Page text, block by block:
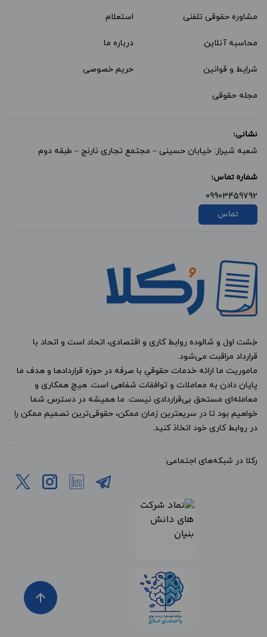
مشاوره حقوقی تلفنی استعلام
محاسبه آنلاین درباره ما
شرایط و قوانین حریم خصوصی
مجله حقوقی
نشانی:
شعبه شیراز: خیابان حسینی – مجتمع تجاری نارنج – طبقه دوم
شماره تماس:
09903459792
تماس
خِشت اول و شالوده روابط کاری و اقتصادی، اتحاد است و اتحاد با
قرارداد مراقبت می‌شود.
ماموریت ما ارائه خدمات حقوقیِ با صرفه در حوزه قراردادها و هدف ما
پایان دادن به معاملات و توافقات شفاهی است. هیچ همکاری و
معامله‌ای مستحق بی‌قراردادی نیست. ما همیشه در دسترس شما
خواهیم بود تا در سریعترین زمان ممکن، حقوقی‌ترین تصمیم ممکن را
در روابط کاری خود اتخاذ کنید.
رکلا در شبکه‌های اجتماعی:
arrow_upward